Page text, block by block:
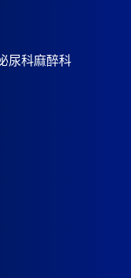
尿科麻醉科